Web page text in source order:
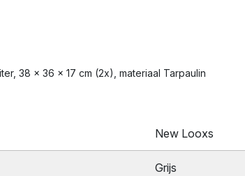
38 x 36 x 17 cm (2x), materiaal Tarpaulin
New Looxs
Grijs